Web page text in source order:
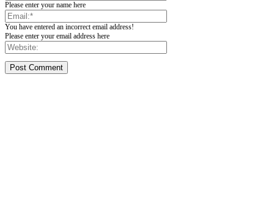
Please enter your name here
You have entered an incorrect email address!
Please enter your email address here